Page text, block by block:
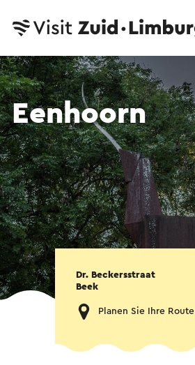
Eenhoorn
Dr. Beckersstraat
Beek
Planen Sie Ihre Route